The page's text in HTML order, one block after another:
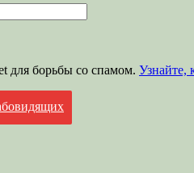
для борьбы со спамом. Узнайте,